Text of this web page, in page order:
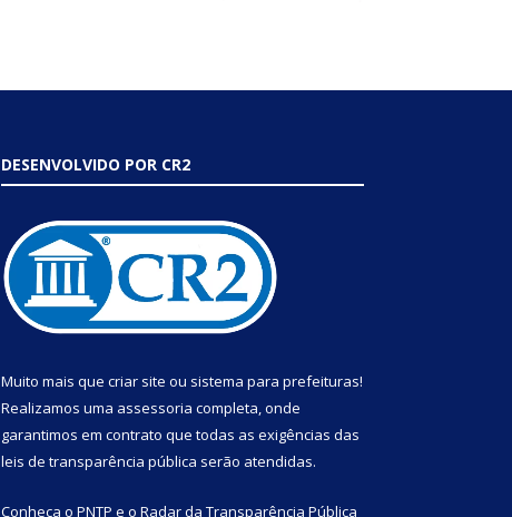
DESENVOLVIDO POR CR2
Muito mais que criar site ou sistema para prefeituras!
Realizamos uma assessoria completa, onde
garantimos em contrato que todas as exigências das
leis de transparência pública serão atendidas.
Conheça o PNTP e o Radar da Transparência Pública